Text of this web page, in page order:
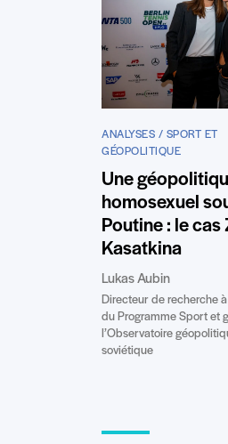
ANALYSES / SPORT ET
GÉOPOLITIQUE
Une
homosexuel
Poutine : le cas
Kasatkina
Lukas Aubin
Directeur de recherche à
du Programme Sport et
l’Observatoire
soviétique